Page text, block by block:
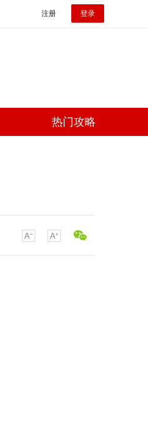
注册 登录
热门攻略